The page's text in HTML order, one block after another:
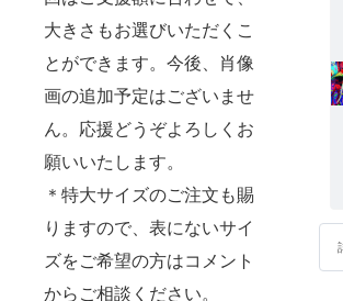
大きさもお選びいただくこ
とができます。今後、肖像
画の追加予定はございませ
ん。応援どうぞよろしくお
願いいたします。
＊特大サイズのご注文も賜
りますので、表にないサイ
ズをご希望の方はコメント
からご相談ください。